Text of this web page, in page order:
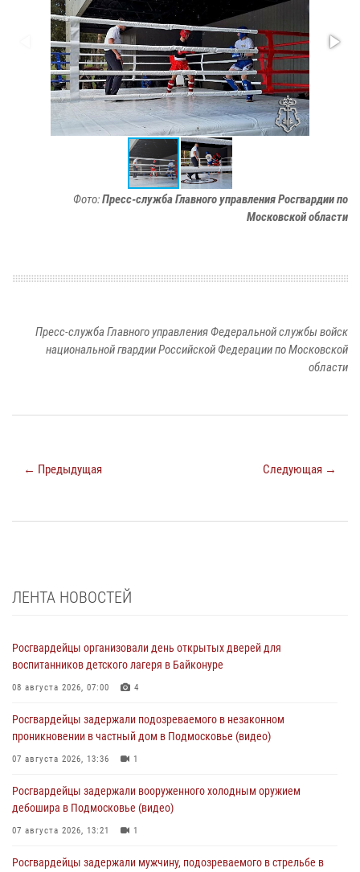
Фото:Пресс-служба Главного управления Росгвардии по
Московской области
Пресс-служба Главного управления Федеральной службы войск
национальной гвардии Российской Федерации по Московской
области
← Предыдущая Следующая →
ЛЕНТА НОВОСТЕЙ
Росгвардейцы организовали день открытых дверей для
воспитанников детского лагеря в Байконуре
08 августа 2026, 07:00 4
Росгвардейцы задержали подозреваемого в незаконном
проникновении в частный дом в Подмосковье (видео)
07 августа 2026, 13:36 1
Росгвардейцы задержали вооруженного холодным оружием
дебошира в Подмосковье (видео)
07 августа 2026, 13:21 1
Росгвардейцы задержали мужчину, подозреваемого в стрельбе в